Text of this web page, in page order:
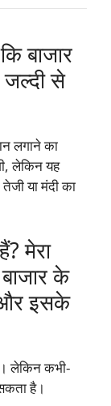
बाजार
जल्दी से
लगाने का
लेकिन यह
या मंदी का
मेरा
के
और इसके
लेकिन कभी-
है।